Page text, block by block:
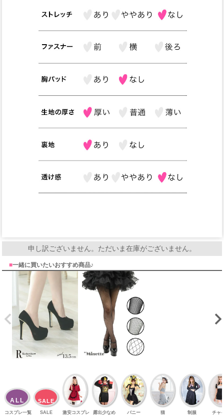
申し訳ございません。ただいま在庫がございません。
■一緒に買いたいおすすめ商品♪
ALL
コスプレ一覧
SALE
SALE 激安コスプレ 露出少なめ バニー 猫 制服 チャ